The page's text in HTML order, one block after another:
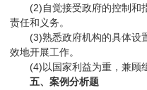
(2)自觉接受政府的控制和
责任和义务。
(3)熟悉政府机构的具体设
效地开展工作。
(4)以国家利益为重，兼顾组
五、案例分析题